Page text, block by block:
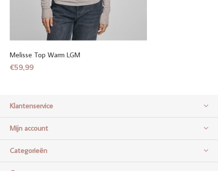
Melisse Top Warm LGM
€59,99
Klantenservice
Mijn account
Categorieën